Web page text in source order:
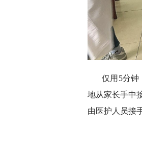
仅用5分钟
地从家长手中
由医护人员接